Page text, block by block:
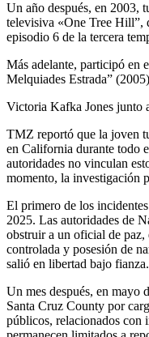
Un año después, en 2003,
televisiva «One Tree Hill”,
episodio 6 de la tercera
Más adelante, participó en
Melquiades Estrada”
Victoria Kafka Jones junto
TMZ reportó que la joven
en California durante todo
autoridades no vinculan
momento, la investigación
El primero de los
2025. Las autoridades de
obstruir a un oficial de paz,
controlada y posesión de
salió en libertad bajo fianza.
Un mes después, en mayo
Santa Cruz County por
públicos, relacionados con